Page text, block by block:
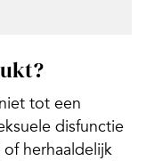
tot een
disfunctie
herhaaldelijk